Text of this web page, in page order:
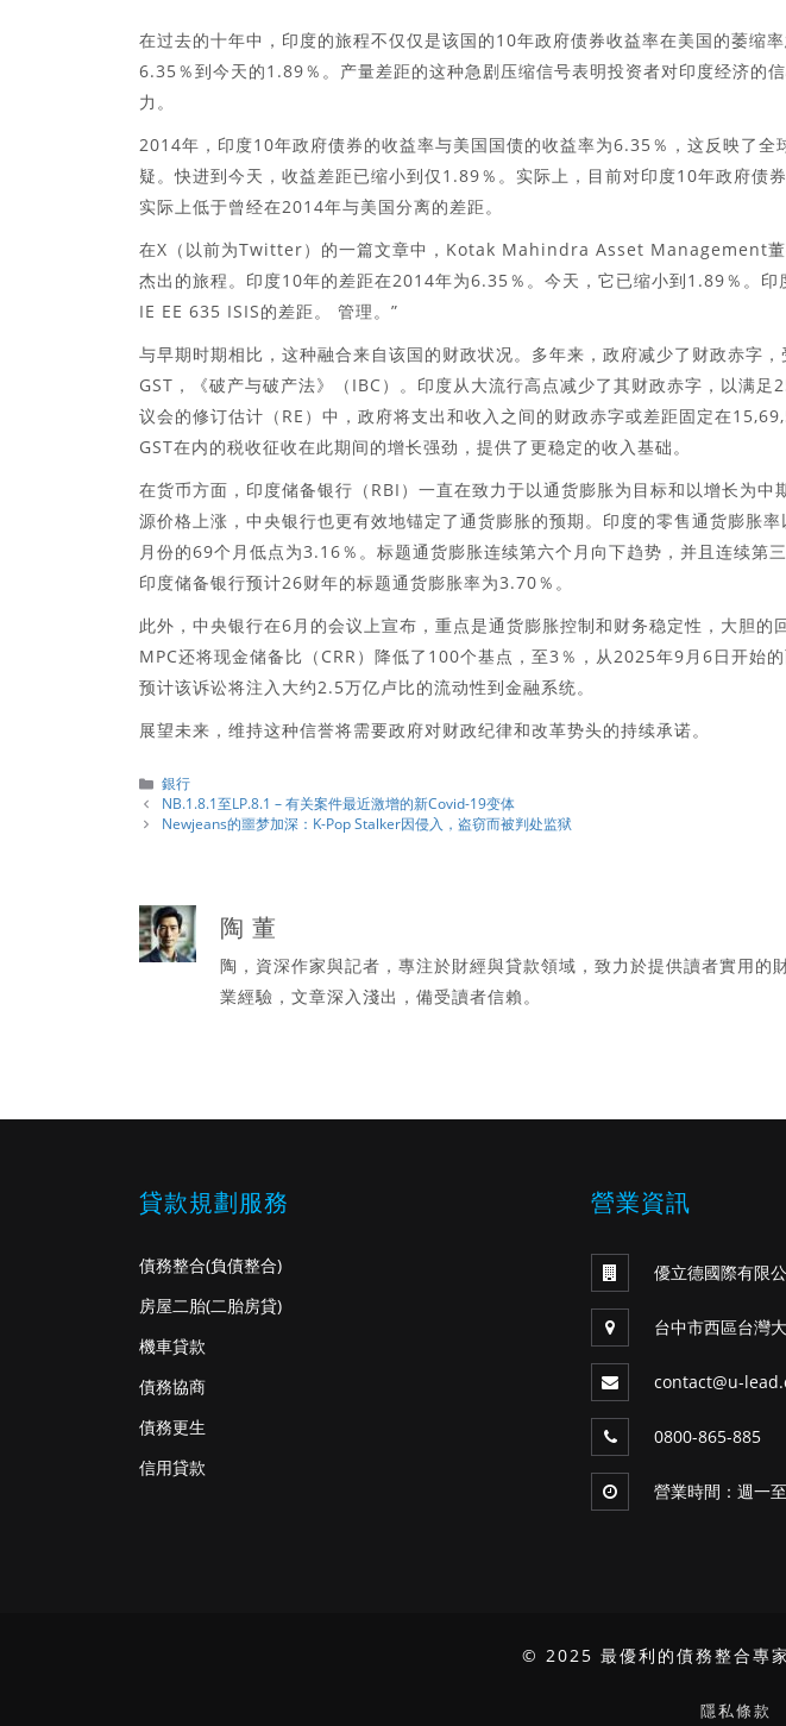
在过去的十年中，印度的旅程不仅仅是该国的10年政府债券收益率在美国的萎缩
6.35％到今天的1.89％。产量差距的这种急剧压缩信号表明投资者对印度经济的
力。
2014年，印度10年政府债券的收益率与美国国债的收益率为6.35％，这反映了全
疑。快进到今天，收益差距已缩小到仅1.89％。实际上，目前对印度10年政府债
实际上低于曾经在2014年与美国分离的差距。
在X（以前为Twitter）的一篇文章中，Kotak Mahindra Asset Management
杰出的旅程。印度10年的差距在2014年为6.35％。今天，它已缩小到1.89％。
IE EE 635 ISIS的差距。 管理。”
与早期时期相比，这种融合来自该国的财政状况。多年来，政府减少了财政赤字
GST，《破产与破产法》（IBC）。印度从大流行高点减少了其财政赤字，以满
议会的修订估计（RE）中，政府将支出和收入之间的财政赤字或差距固定在
GST在内的税收征收在此期间的增长强劲，提供了更稳定的收入基础。
在货币方面，印度储备银行（RBI）一直在致力于以通货膨胀为目标和以增长为中
源价格上涨，中央银行也更有效地锚定了通货膨胀的预期。印度的零售通货膨胀
月份的69个月低点为3.16％。标题通货膨胀连续第六个月向下趋势，并且连续第
印度储备银行预计26财年的标题通货膨胀率为3.70％。
此外，中央银行在6月的会议上宣布，重点是通货膨胀控制和财务稳定性，大胆的
MPC还将现金储备比（CRR）降低了100个基点，至3％，从2025年9月6日开始
预计该诉讼将注入大约2.5万亿卢比的流动性到金融系统。
展望未来，维持这种信誉将需要政府对财政纪律和改革势头的持续承诺。
分
類
銀行
NB.1.8.1至LP.8.1 – 有关案件最近激增的新Covid-19变体
Newjeans的噩梦加深：K-Pop Stalker因侵入，盗窃而被判处监狱
陶 董
陶，資深作家與記者，專注於財經與貸款領域，致力於提供讀者實用的
業經驗，文章深入淺出，備受讀者信賴。
貸款規劃服務
債務整合(負債整合)
房屋二胎(二胎房貸)
機車貸款
債務協商
債務更生
信用貸款
營業資訊
優立德國際有限
台中市西區台灣
contact@u-
0800-865-885
營業時間：週一
© 2025 最優利的債務整合
隱私條款